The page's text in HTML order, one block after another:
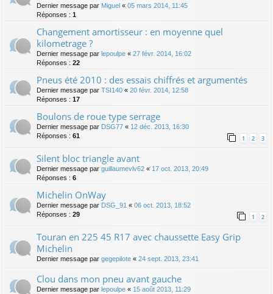
Dernier message par Miguel « 05 mars 2014, 11:45
Réponses : 1
Changement amortisseur : en moyenne quel
kilometrage ?
Dernier message par lepoulpe « 27 févr. 2014, 16:02
Réponses : 22
Pneus été 2010 : des essais chiffrés et argumentés
Dernier message par TSI140 « 20 févr. 2014, 12:58
Réponses : 17
Boulons de roue type serrage
Dernier message par DSG77 « 12 déc. 2013, 16:30
Réponses : 61 1 2 3
Silent bloc triangle avant
Dernier message par guillaumevlv62 « 17 oct. 2013, 20:49
Réponses : 6
Michelin OnWay
Dernier message par DSG_91 « 06 oct. 2013, 18:52
Réponses : 29 1 2
Touran en 225 45 R17 avec chaussette Easy Grip
Michelin
Dernier message par gegepilote « 24 sept. 2013, 23:41
Clou dans mon pneu avant gauche
Dernier message par lepoulpe « 15 août 2013, 11:29